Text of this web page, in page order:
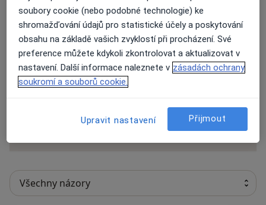
22 názorů
Recenze pacientů jsou pro nás důležité.
odstranění nebo změnu recenze pacienta.
Další informace.
Další informace o názorech
soubory cookie (nebo podobné technologie) ke
shromažďování údajů pro statistické účely a poskytování
obsahu na základě vašich zvyklostí při procházení. Své
preference můžete kdykoli zkontrolovat a aktualizovat v
nastavení. Další informace naleznete v zásadách ochrany
soukromí a souborů cookie.
Upravit nastavení Přijmout